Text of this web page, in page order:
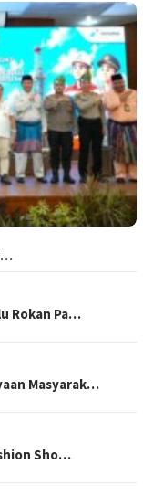
Rokan Pa…
Masyarak…
Sho…